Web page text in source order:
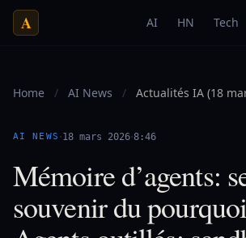
A AI HN Tech
Home / AI News / Actualités IA (18
AI NEWS ·18 mars 2026·8:46
Mémoire d’agents:
souvenir du